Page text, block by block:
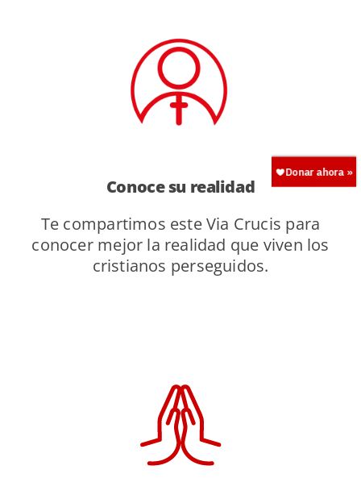
Conoce su realidad
Te compartimos este Via Crucis para
conocer mejor la realidad que viven los
cristianos perseguidos.